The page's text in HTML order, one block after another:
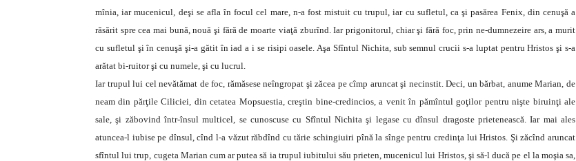
mînia, iar mucenicul, deşi se afla în focul cel mare, n-a fost mistuit cu trupul, iar cu sufletul, ca şi pasărea Fenix, din cenuşă a
răsărit spre cea mai bună, nouă şi fără de moarte viaţă zburînd. Iar prigonitorul, chiar şi fără foc, prin ne-dumnezeire ars, a murit
cu sufletul şi în cenuşă şi-a gătit în iad a i se risipi oasele. Aşa Sfîntul Nichita, sub semnul crucii s-a luptat pentru Hristos şi s-a
arătat bi-ruitor şi cu numele, şi cu lucrul.
Iar trupul lui cel nevătămat de foc, rămăsese neîngropat şi zăcea pe cîmp aruncat şi necinstit. Deci, un bărbat, anume Marian, de
neam din părţile Ciliciei, din cetatea Mopsuestia, creştin bine-credincios, a venit în pămîntul goţilor pentru nişte biruinţi ale
sale, şi zăbovind într-însul multicel, se cunoscuse cu Sfîntul Nichita şi legase cu dînsul dragoste prietenească. Iar mai ales
atuncea-l iubise pe dînsul, cînd l-a văzut răbdînd cu tărie schingiuiri pînă la sînge pentru credinţa lui Hristos. Şi zăcînd aruncat
sfîntul lui trup, cugeta Marian cum ar putea să ia trupul iubitului său prieten, mucenicul lui Hristos, şi să-l ducă pe el la moşia sa,